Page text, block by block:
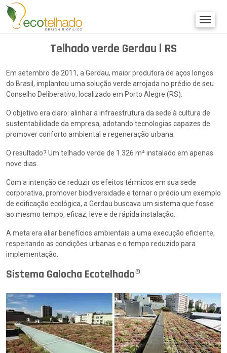
Telhado verde Gerdau l RS
Em setembro de 2011, a Gerdau, maior produtora de aços longos
do Brasil, implantou uma solução verde arrojada no prédio de seu
Conselho Deliberativo, localizado em Porto Alegre (RS).
O objetivo era claro: alinhar a infraestrutura da sede à cultura de
sustentabilidade da empresa, adotando tecnologias capazes de
promover conforto ambiental e regeneração urbana.
O resultado? Um telhado verde de 1.326 m² instalado em apenas
nove dias.
Com a intenção de reduzir os efeitos térmicos em sua sede
corporativa, promover biodiversidade e tornar o prédio um exemplo
de edificação ecológica, a Gerdau buscava um sistema que fosse
ao mesmo tempo, eficaz, leve e de rápida instalação.
A meta era aliar benefícios ambientais a uma execução eficiente,
respeitando as condições urbanas e o tempo reduzido para
implementação.
Sistema Galocha Ecotelhado®